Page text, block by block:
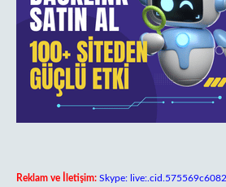
Reklam ve İletişim: Skype: